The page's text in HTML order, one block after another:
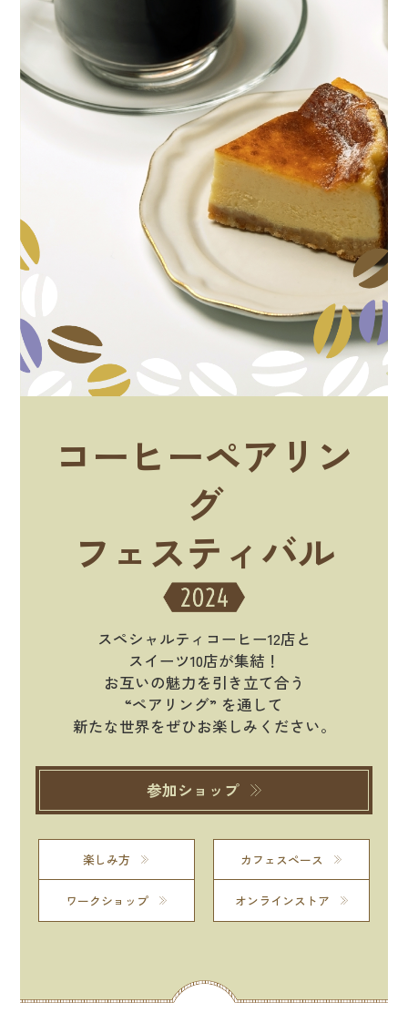
コーヒーペアリン
グ
フェスティバル
スペシャルティコーヒー12店と
スイーツ10店が集結！
お互いの魅力を引き立て合う
“ペアリング” を通して
新たな世界をぜひお楽しみください。
参加ショップ
楽しみ方 カフェスペース
ワークショップ オンラインストア